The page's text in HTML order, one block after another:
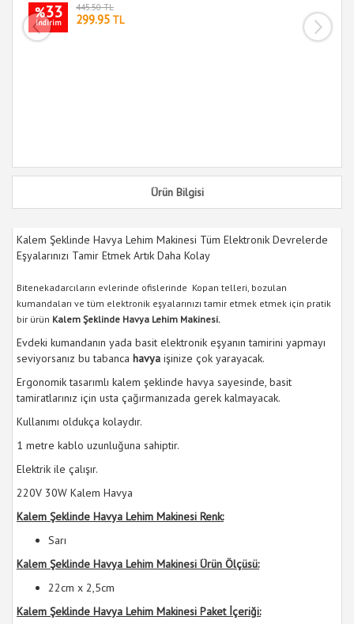
%33
indirim
445.50 TL
299.95 TL
Ürün Bilgisi
Kalem Şeklinde Havya Lehim Makinesi Tüm Elektronik Devrelerde
Eşyalarınızı Tamir Etmek Artık Daha Kolay
Bitenekadarcıların evlerinde ofislerinde Kopan telleri, bozulan
kumandaları ve tüm elektronik eşyalarınızı tamir etmek etmek için pratik
bir ürün Kalem Şeklinde Havya Lehim Makinesi.
Evdeki kumandanın yada basit elektronik eşyanın tamirini yapmayı
seviyorsanız bu tabanca havya işinize çok yarayacak.
Ergonomik tasarımlı kalem şeklinde havya sayesinde, basit
tamiratlarınız için usta çağırmanızada gerek kalmayacak.
Kullanımı oldukça kolaydır.
1 metre kablo uzunluğuna sahiptir.
Elektrik ile çalışır.
220V 30W Kalem Havya
Kalem Şeklinde Havya Lehim Makinesi Renk:
Sarı
Kalem Şeklinde Havya Lehim Makinesi Ürün Ölçüsü:
22cm x 2,5cm
Kalem Şeklinde Havya Lehim Makinesi Paket İçeriği: